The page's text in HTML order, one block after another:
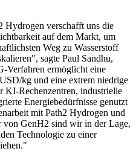
Hydrogen verschafft uns die
auf dem Markt, um
Weg zu Wasserstoff
sagte Paul Sandhu,
Verfahren ermöglicht eine
kg und eine extrem niedrige
KI-Rechenzentren, industrielle
Energiebedürfnisse genutzt
mit Path2 Hydrogen und
von GenH2 sind wir in der Lage,
Technologie zu einer